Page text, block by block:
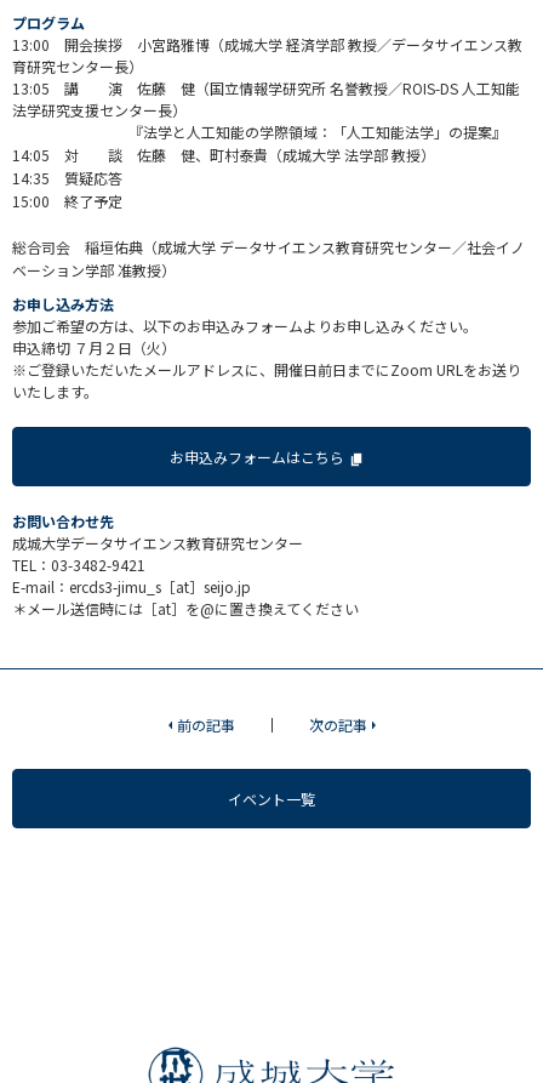
プログラム
13:00 開会挨拶 小宮路雅博（成城大学 経済学部 教授／データサイエンス教
育研究センター長）
13:05 講 演 佐藤 健（国立情報学研究所 名誉教授／ROIS-DS 人工知能
法学研究支援センター長）
『法学と人工知能の学際領域：「人工知能法学」の提案』
14:05 対 談 佐藤 健、町村泰貴（成城大学 法学部 教授）
14:35 質疑応答
15:00 終了予定
総合司会 稲垣佑典（成城大学 データサイエンス教育研究センター／社会イノ
ベーション学部 准教授）
お申し込み方法
参加ご希望の方は、以下のお申込みフォームよりお申し込みください。
申込締切 ７月２日（火）
※ご登録いただいたメールアドレスに、開催日前日までにZoom URLをお送り
いたします。
お申込みフォームはこちら
お問い合わせ先
成城大学データサイエンス教育研究センター
TEL：03-3482-9421
E-mail：ercds3-jimu_s［at］seijo.jp
＊メール送信時には［at］を@に置き換えてください
前の記事 次の記事
イベント一覧